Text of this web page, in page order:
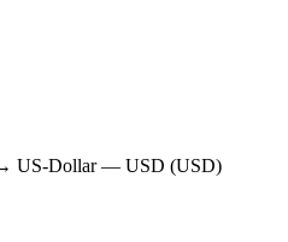
US-Dollar — USD (USD)